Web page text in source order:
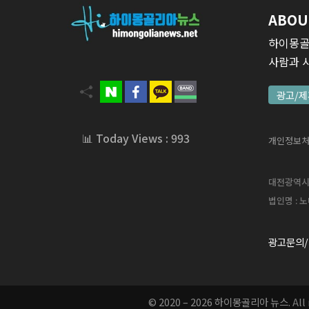
📊 Today Views : 993
하이몽
사람과
광고/
개인정보
대전광역
법인명 :
광고문의
© 2020 – 2026 하이몽골리아 뉴스.All